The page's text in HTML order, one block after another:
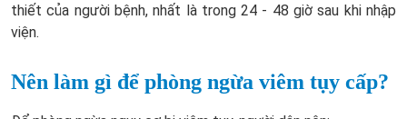
thiết của người bệnh, nhất là trong 24 - 48 giờ sau khi nhập
viện.
Nên làm gì để phòng ngừa viêm tụy cấp?